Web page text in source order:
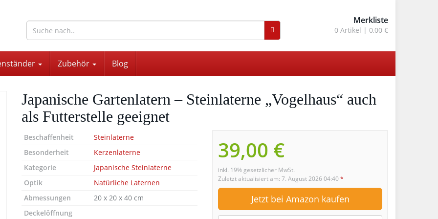
Merkliste
0 Artikel | 0,00 €
Zubehör Blog
Japanische Gartenlatern – Steinlaterne „Vogelhaus“ auch
als Futterstelle geeignet
39,00 €
inkl. 19% gesetzlicher MwSt.
Zuletzt aktualisiert am: 7. August 2026 04:40*
Jetzt bei Amazon kaufen
Beschaffenheit
Steinlaterne
Besonderheit
Kerzenlaterne
Kategorie
Japanische Steinlaterne
Optik
Natürliche Laternen
Abmessungen
20 x 20 x 40 cm
Deckelöffnung